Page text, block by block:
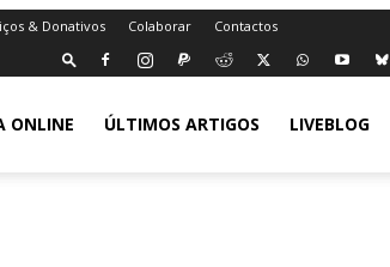
& Donativos Colaborar Contactos
ONLINE ÚLTIMOS ARTIGOS LIVEBLOG